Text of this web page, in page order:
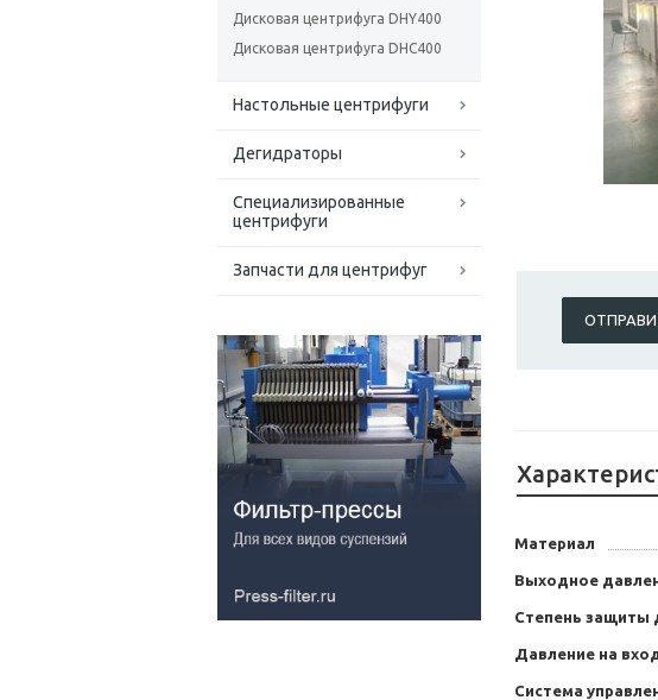
Дисковая центрифуга DHY400
Дисковая центрифуга DHC400
Настольные центрифуги
Дегидраторы
Специализированные
центрифуги
Запчасти для центрифуг
Материал
Выходное
Степень защиты
Давление на
Система